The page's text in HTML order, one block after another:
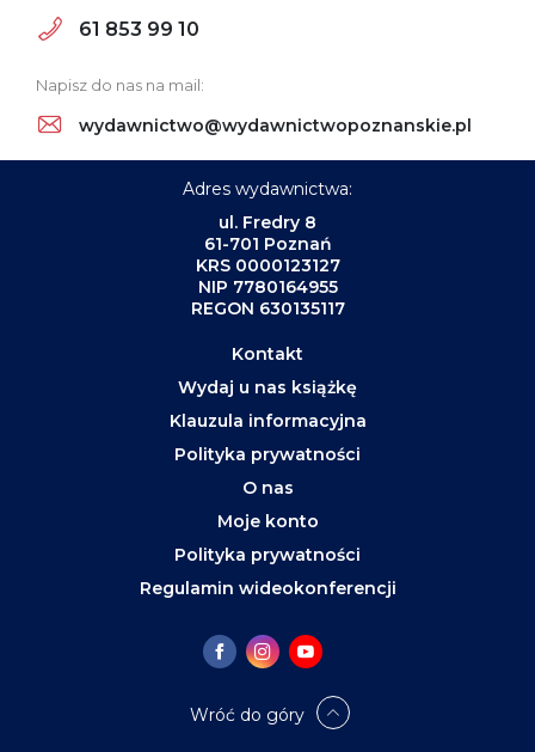
61 853 99 10
Napisz do nas na mail:
wydawnictwo@wydawnictwopoznanskie.pl
Adres wydawnictwa:
ul. Fredry 8
61-701 Poznań
KRS 0000123127
NIP 7780164955
REGON 630135117
Kontakt
Wydaj u nas książkę
Klauzula informacyjna
Polityka prywatności
O nas
Moje konto
Polityka prywatności
Regulamin wideokonferencji
Wróć do góry